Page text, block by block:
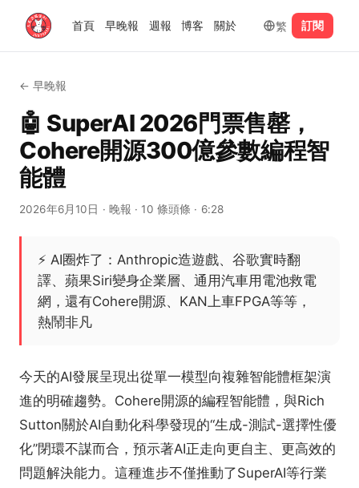
首頁 早晚報 週報 博客 關於 繁 訂閱
← 早晚報
🤖 SuperAI 2026門票售罄，
Cohere開源300億參數編程智
能體
2026年6月10日 · 晚報 · 10 條頭條 · 6:28
⚡ AI圈炸了：Anthropic造遊戲、谷歌實時翻
譯、蘋果Siri變身企業層、通用汽車用電池救電
網，還有Cohere開源、KAN上車FPGA等等，
熱鬧非凡
今天的AI發展呈現出從單一模型向複雜智能體框架演
進的明確趨勢。Cohere開源的編程智能體，與Rich
Sutton關於AI自動化科學發現的“生成-測試-選擇性優
化”閉環不謀而合，預示著AI正走向更自主、更高效的
問題解決能力。這種進步不僅推動了SuperAI等行業